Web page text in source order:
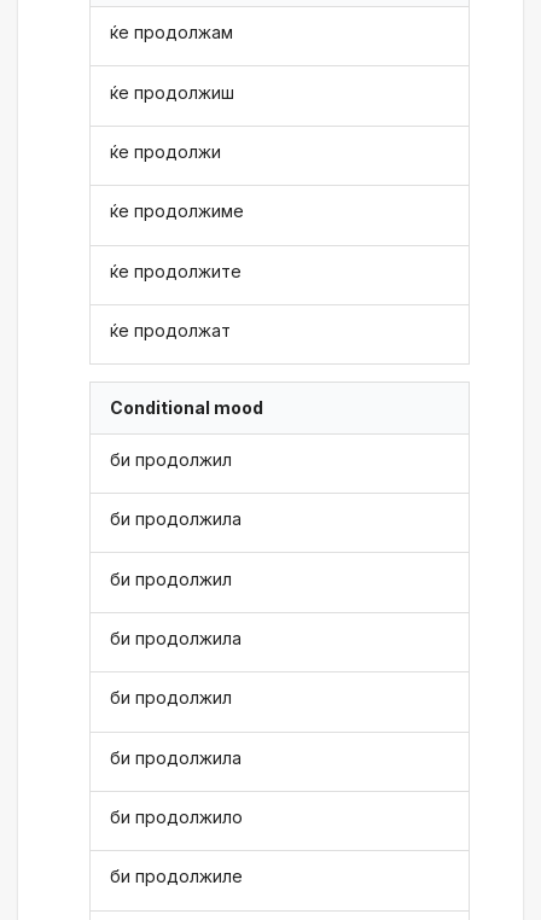
ќе продолжам
ќе продолжиш
ќе продолжи
ќе продолжиме
ќе продолжите
ќе продолжат
Conditional mood
би продолжил
би продолжила
би продолжил
би продолжила
би продолжил
би продолжила
би продолжило
би продолжиле